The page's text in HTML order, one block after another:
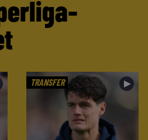
TRANSFER ►